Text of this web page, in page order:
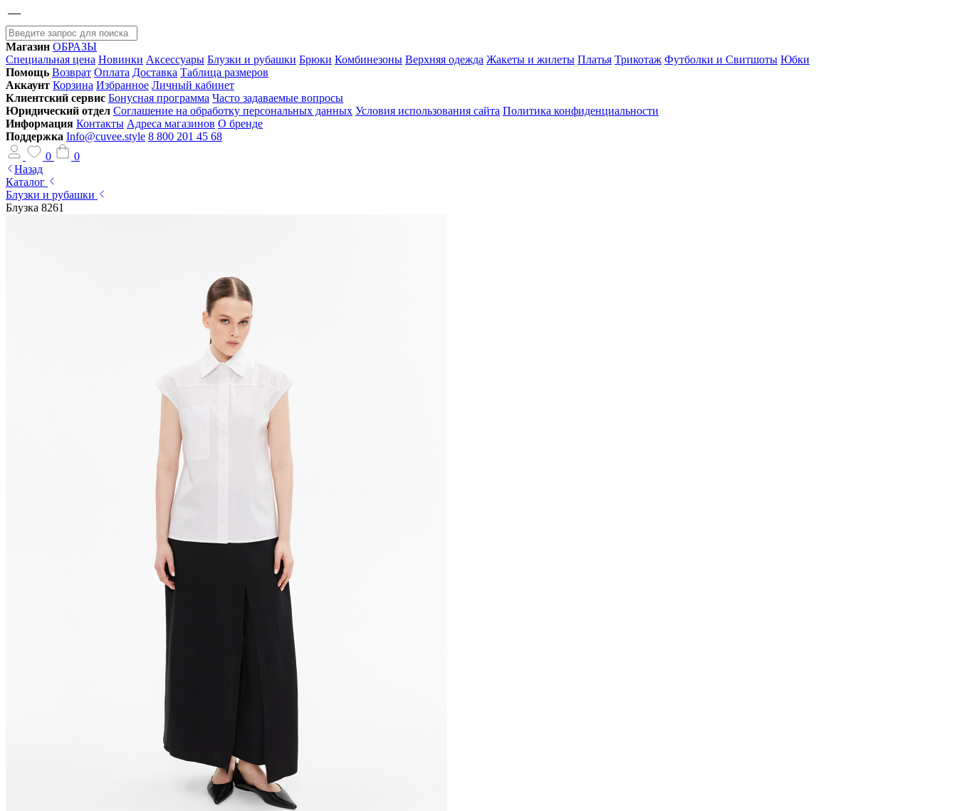
Магазин ОБРАЗЫ
Специальная цена Новинки Аксессуары Блузки и рубашки Брюки Комбинезоны Верхняя одежда Жакеты и жилеты Платья Трикотаж Футболки и Свитшоты Юбки
Помощь Возврат Оплата Доставка Таблица размеров
Аккаунт Корзина Избранное Личный кабинет
Клиентский сервис Бонусная программа Часто задаваемые вопросы
Юридический отдел Соглашение на обработку персональных данных Условия использования сайта Политика конфиденциальности
Информация Контакты Адреса магазинов О бренде
Поддержка Info@cuvee.style 8 800 201 45 68
0
0
Назад
Каталог
Блузки и рубашки
Блузка 8261